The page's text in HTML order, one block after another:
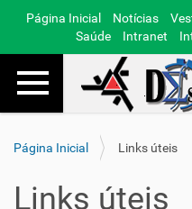
Página Inicial Notícias
Saúde
Intranet
Toggle navigation
Página Inicial
Links úteis
Links úteis